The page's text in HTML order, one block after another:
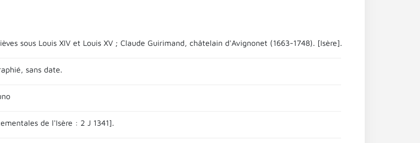
sous Louis XIV et Louis XV ; Claude Guirimand, châtelain d'Avignonet (1663-1748). [Isère].
sans date.
de l'Isère : 2 J 1341].